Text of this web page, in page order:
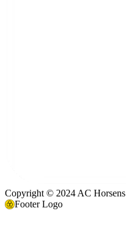
Copyright © 2024 AC Horsens
Footer Logo